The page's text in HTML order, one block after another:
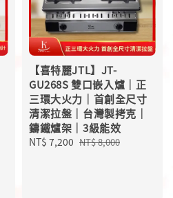
Regular
【喜特麗JTL】JT-
GU268S 雙口嵌入爐｜正
三環大火力｜首創全尺寸
清潔拉盤｜台灣製拷克｜
鑄鐵爐架｜3級能效
Sale
NT$ 7,200 Regular
NT$ 8,000